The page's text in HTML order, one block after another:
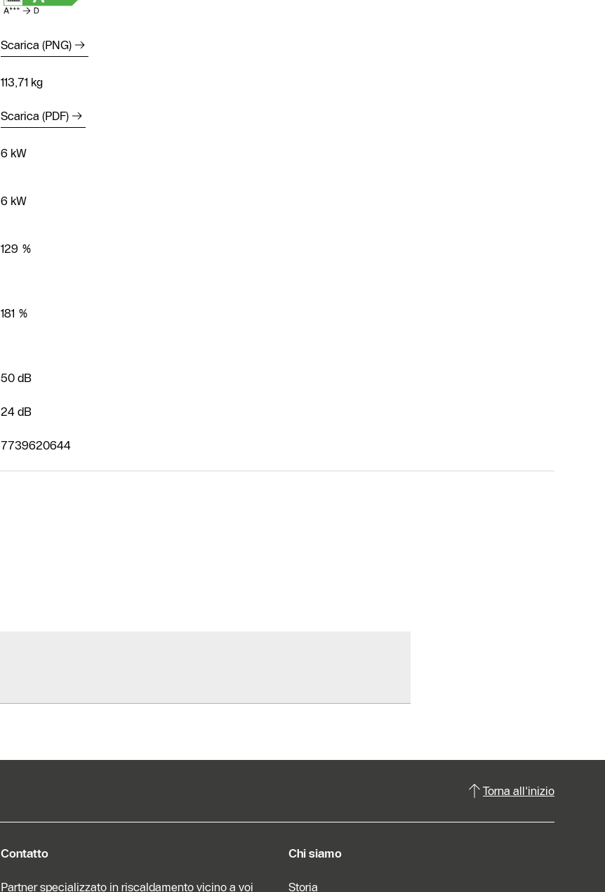
Scarica (PNG)
113,71 kg
Scarica (PDF)
6 kW
6 kW
129 %
181 %
50 dB
24 dB
7739620644
Torna all'inizio
Contatto
Partner specializzato in riscaldamento vicino a voi
Chi siamo
Storia